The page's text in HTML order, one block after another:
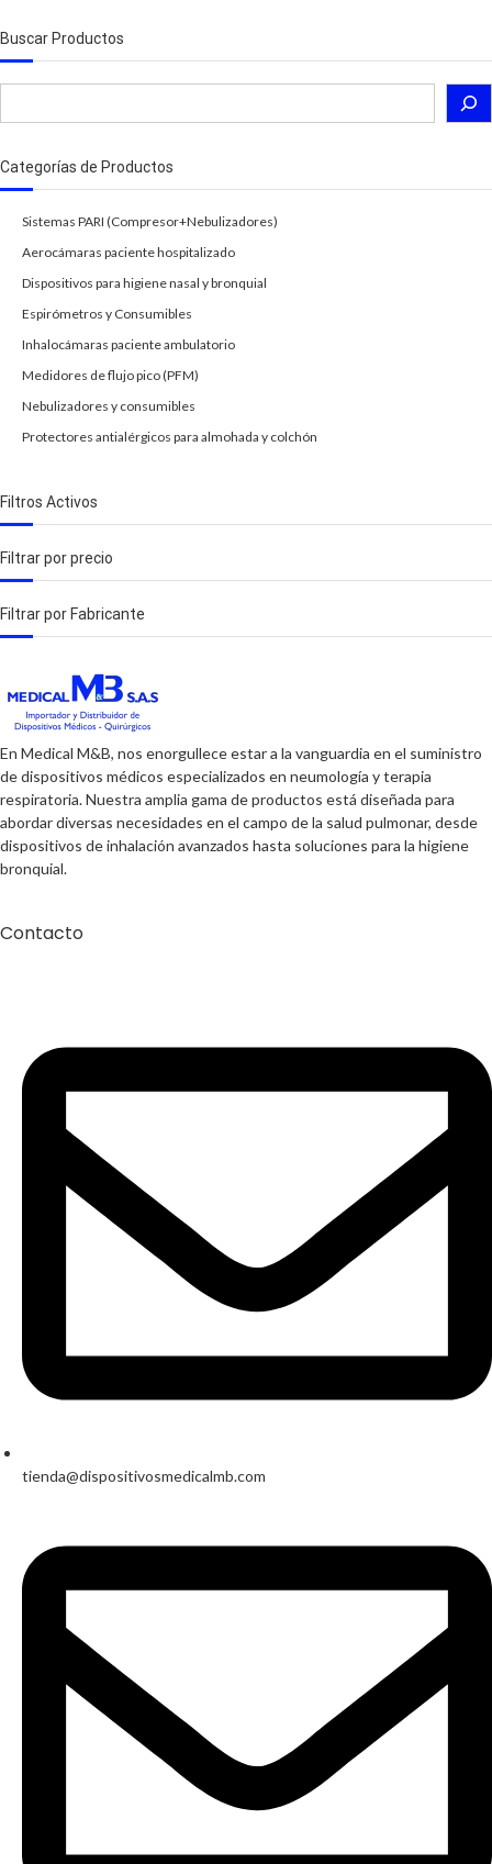
Buscar Productos
Categorías de Productos
Sistemas PARI (Compresor+Nebulizadores)
Aerocámaras paciente hospitalizado
Dispositivos para higiene nasal y bronquial
Espirómetros y Consumibles
Inhalocámaras paciente ambulatorio
Medidores de flujo pico (PFM)
Nebulizadores y consumibles
Protectores antialérgicos para almohada y colchón
Filtros Activos
Filtrar por precio
Filtrar por Fabricante
En Medical M&B, nos enorgullece estar a la vanguardia en el suministro
de dispositivos médicos especializados en neumología y terapia
respiratoria. Nuestra amplia gama de productos está diseñada para
abordar diversas necesidades en el campo de la salud pulmonar, desde
dispositivos de inhalación avanzados hasta soluciones para la higiene
bronquial.
Contacto
tienda@dispositivosmedicalmb.com